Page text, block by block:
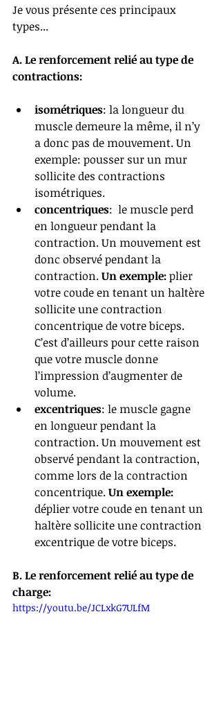
Je vous présente ces principaux
types...
A. Le renforcement relié au type de
contractions:
isométriques: la longueur du
muscle demeure la même, il n’y
a donc pas de mouvement. Un
exemple: pousser sur un mur
sollicite des contractions
isométriques.
concentriques:  le muscle perd
en longueur pendant la
contraction. Un mouvement est
donc observé pendant la
contraction. Un exemple: plier
votre coude en tenant un haltère
sollicite une contraction
concentrique de votre biceps.
C’est d’ailleurs pour cette raison
que votre muscle donne
l’impression d’augmenter de
volume.
excentriques: le muscle gagne
en longueur pendant la
contraction. Un mouvement est
observé pendant la contraction,
comme lors de la contraction
concentrique. Un exemple:
déplier votre coude en tenant un
haltère sollicite une contraction
excentrique de votre biceps.
B. Le renforcement relié au type de
charge:
https://youtu.be/JCLxkG7ULfM